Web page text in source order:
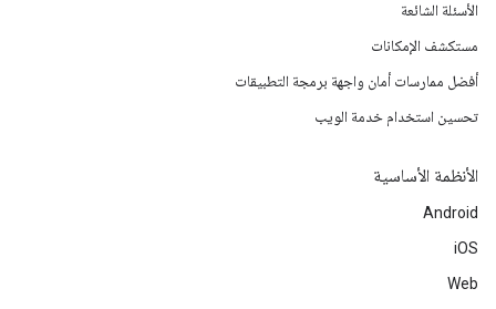
الأسئلة الشائعة
مستكشف الإمكانات
أفضل ممارسات أمان واجهة برمجة التطبيقات
تحسين استخدام خدمة الويب
الأنظمة الأساسية
Android
iOS
Web